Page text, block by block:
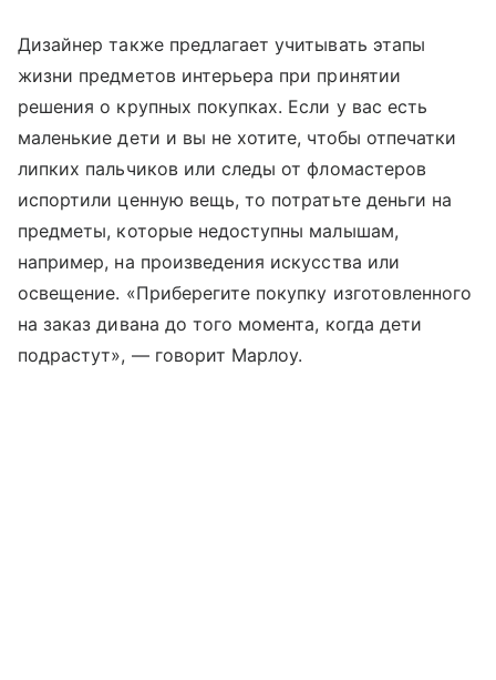
Дизайнер также предлагает учитывать этапы
жизни предметов интерьера при принятии
решения о крупных покупках. Если у вас есть
маленькие дети и вы не хотите, чтобы отпечатки
липких пальчиков или следы от фломастеров
испортили ценную вещь, то потратьте деньги на
предметы, которые недоступны малышам,
например, на произведения искусства или
освещение. «Приберегите покупку изготовленного
на заказ дивана до того момента, когда дети
подрастут», — говорит Марлоу.